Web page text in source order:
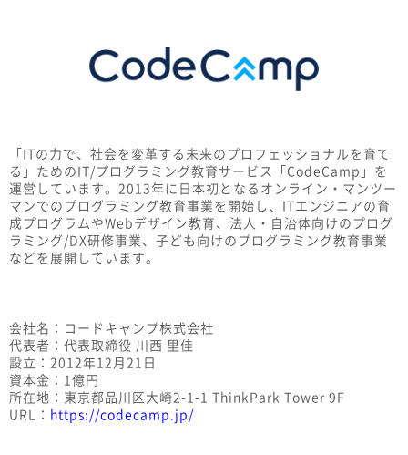
「ITの力で、社会を変革する未来のプロフェッショナルを育て
る」ためのIT/プログラミング教育サービス「CodeCamp」を
運営しています。2013年に日本初となるオンライン・マンツー
マンでのプログラミング教育事業を開始し、ITエンジニアの育
成プログラムやWebデザイン教育、法人・自治体向けのプログ
ラミング/DX研修事業、子ども向けのプログラミング教育事業
などを展開しています。
会社名：コードキャンプ株式会社
代表者：代表取締役 川西 里佳
設立：2012年12月21日
資本金：1億円
所在地：東京都品川区大崎2-1-1 ThinkPark Tower 9F
URL： https://codecamp.jp/